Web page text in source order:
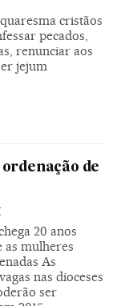
cristãos
pecados,
renunciar aos
jejum
de
20 anos
as mulheres
As
nas dioceses
ser